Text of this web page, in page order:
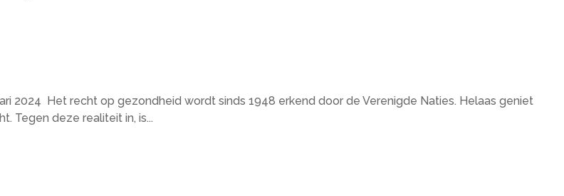
2024 Het recht op gezondheid wordt sinds 1948 erkend door de Verenigde Naties. Helaas geniet
Tegen deze realiteit in, is...